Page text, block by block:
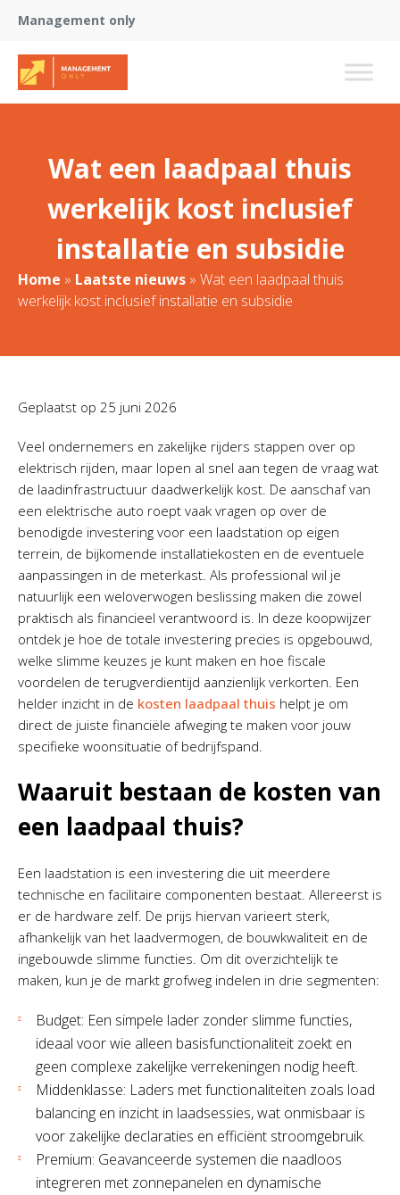
Management only
Wat een laadpaal thuis
werkelijk kost inclusief
installatie en subsidie
Home » Laatste nieuws » Wat een laadpaal thuis
werkelijk kost inclusief installatie en subsidie
Geplaatst op 25 juni 2026
Veel ondernemers en zakelijke rijders stappen over op
elektrisch rijden, maar lopen al snel aan tegen de vraag wat
de laadinfrastructuur daadwerkelijk kost. De aanschaf van
een elektrische auto roept vaak vragen op over de
benodigde investering voor een laadstation op eigen
terrein, de bijkomende installatiekosten en de eventuele
aanpassingen in de meterkast. Als professional wil je
natuurlijk een weloverwogen beslissing maken die zowel
praktisch als financieel verantwoord is. In deze koopwijzer
ontdek je hoe de totale investering precies is opgebouwd,
welke slimme keuzes je kunt maken en hoe fiscale
voordelen de terugverdientijd aanzienlijk verkorten. Een
helder inzicht in de kosten laadpaal thuis helpt je om
direct de juiste financiële afweging te maken voor jouw
specifieke woonsituatie of bedrijfspand.
Waaruit bestaan de kosten van
een laadpaal thuis?
Een laadstation is een investering die uit meerdere
technische en facilitaire componenten bestaat. Allereerst is
er de hardware zelf. De prijs hiervan varieert sterk,
afhankelijk van het laadvermogen, de bouwkwaliteit en de
ingebouwde slimme functies. Om dit overzichtelijk te
maken, kun je de markt grofweg indelen in drie segmenten:
Budget: Een simpele lader zonder slimme functies,
ideaal voor wie alleen basisfunctionaliteit zoekt en
geen complexe zakelijke verrekeningen nodig heeft.
Middenklasse: Laders met functionaliteiten zoals load
balancing en inzicht in laadsessies, wat onmisbaar is
voor zakelijke declaraties en efficiënt stroomgebruik.
Premium: Geavanceerde systemen die naadloos
integreren met zonnepanelen en dynamische